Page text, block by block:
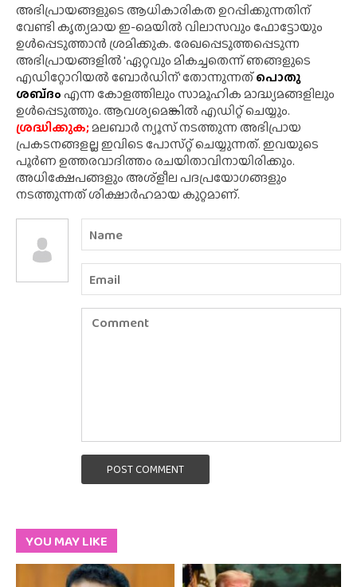
അഭിപ്രായങ്ങളുടെ ആധികാരികത ഉറപ്പിക്കുന്നതിന്
വേണ്ടി കൃത്യമായ ഇ-മെയിൽ വിലാസവും ഫോട്ടോയും
ഉൾപ്പെടുത്താൻ ശ്രമിക്കുക. രേഖപ്പെടുത്തപ്പെടുന്ന
അഭിപ്രായങ്ങളിൽ 'ഏറ്റവും മികച്ചതെന്ന് ഞങ്ങളുടെ
എഡിറ്റോറിയൽ ബോർഡിന്' തോന്നുന്നത്പൊതു
ശബ്‌ദംഎന്ന കോളത്തിലും സാമൂഹിക മാദ്ധ്യമങ്ങളിലും
ഉൾപ്പെടുത്തും. ആവശ്യമെങ്കിൽ എഡിറ്റ് ചെയ്യും.
ശ്രദ്ധിക്കുക;മലബാർ ന്യൂസ് നടത്തുന്ന അഭിപ്രായ
പ്രകടനങ്ങളല്ല ഇവിടെ പോസ്‌റ്റ് ചെയ്യുന്നത്. ഇവയുടെ
പൂർണ ഉത്തരവാദിത്തം രചയിതാവിനായിരിക്കും.
അധിക്ഷേപങ്ങളും അശ്‌ളീല പദപ്രയോഗങ്ങളും
നടത്തുന്നത് ശിക്ഷാർഹമായ കുറ്റമാണ്.
POST COMMENT
YOU MAY LIKE